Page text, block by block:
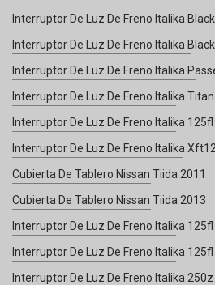
Interruptor De Luz De Freno Italika
Interruptor De Luz De Freno Italika
Interruptor De Luz De Freno Italika
Interruptor De Luz De Freno Italika
Interruptor De Luz De Freno Italika
Interruptor De Luz De Freno Italika
Cubierta De Tablero Nissan Tiida 2011
Cubierta De Tablero Nissan Tiida 2013
Interruptor De Luz De Freno Italika
Interruptor De Luz De Freno Italika
Interruptor De Luz De Freno Italika